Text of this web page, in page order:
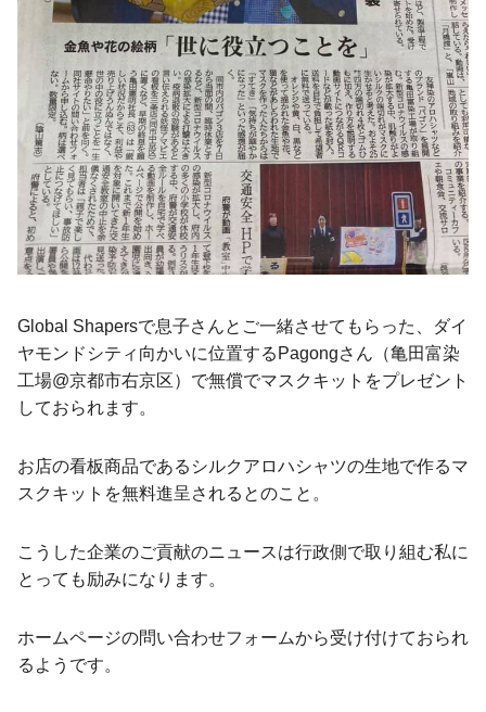
Global Shapersで息子さんとご一緒させてもらった、ダイ
ヤモンドシティ向かいに位置するPagongさん（亀田富染
工場@京都市右京区）で無償でマスクキットをプレゼント
しておられます。
お店の看板商品であるシルクアロハシャツの生地で作るマ
スクキットを無料進呈されるとのこと。
こうした企業のご貢献のニュースは行政側で取り組む私に
とっても励みになります。
ホームページの問い合わせフォームから受け付けておられ
るようです。